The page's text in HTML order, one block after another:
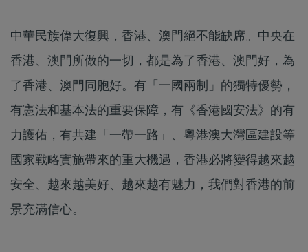
中華民族偉大復興，香港、澳門絕不能缺席。中央在
香港、澳門所做的一切，都是為了香港、澳門好，為
了香港、澳門同胞好。有「一國兩制」的獨特優勢，
有憲法和基本法的重要保障，有《香港國安法》的有
力護佑，有共建「一帶一路」、粵港澳大灣區建設等
國家戰略實施帶來的重大機遇，香港必將變得越來越
安全、越來越美好、越來越有魅力，我們對香港的前
景充滿信心。